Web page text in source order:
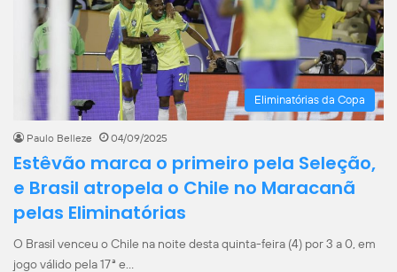
Eliminatórias da Copa
Paulo Belleze 04/09/2025
Estêvão marca o primeiro pela Seleção,
e Brasil atropela o Chile no Maracanã
pelas Eliminatórias
O Brasil venceu o Chile na noite desta quinta-feira (4) por 3 a 0, em
jogo válido pela 17ª e…